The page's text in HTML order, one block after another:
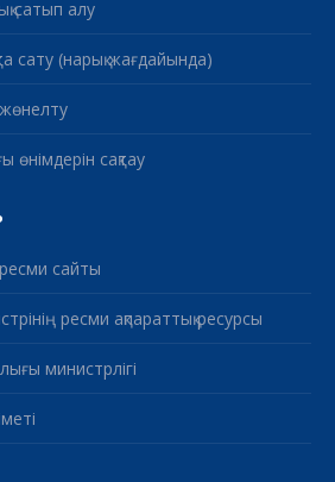
сатып алу
сату (нарық жағдайында)
жөнелту
сақтау
сайты
ресми ақпараттық ресурсы
министрлігі